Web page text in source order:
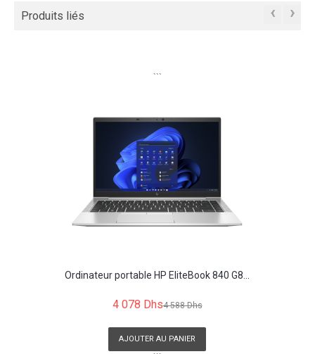
Produits liés ‹ ›
```
Ordinateur portable HP EliteBook 840 G8...
4 078 Dhs4 588 Dhs
AJOUTER AU PANIER